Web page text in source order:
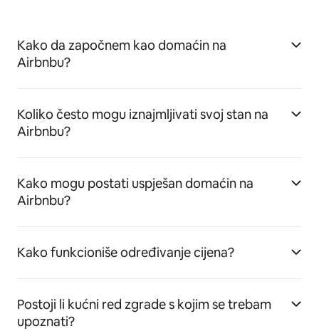
Kako da započnem kao domaćin na
Airbnbu?
Koliko često mogu iznajmljivati svoj stan na
Airbnbu?
Kako mogu postati uspješan domaćin na
Airbnbu?
Kako funkcioniše određivanje cijena?
Postoji li kućni red zgrade s kojim se trebam
upoznati?